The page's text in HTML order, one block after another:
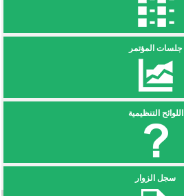
جلسات المؤتمر
اللوائح التنظيمية
سجل الزوار